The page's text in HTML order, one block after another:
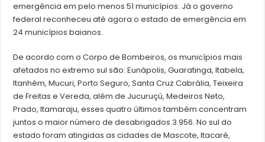
emergência em pelo menos 51 municípios. Já o governo
federal reconheceu até agora o estado de emergência em
24 municípios baianos.
De acordo com o Corpo de Bombeiros, os municípios mais
afetados no extremo sul são: Eunápolis, Guaratinga, Itabela,
Itanhém, Mucuri, Porto Seguro, Santa Cruz Cabrália, Teixeira
de Freitas e Vereda, além de Jucuruçú, Medeiros Neto,
Prado, Itamaraju, esses quatro últimos também concentram
juntos o maior número de desabrigados 3.956. No sul do
estado foram atingidas as cidades de Mascote, Itacaré,